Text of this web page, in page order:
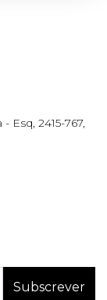
Esq, 2415-767,
Subscrever